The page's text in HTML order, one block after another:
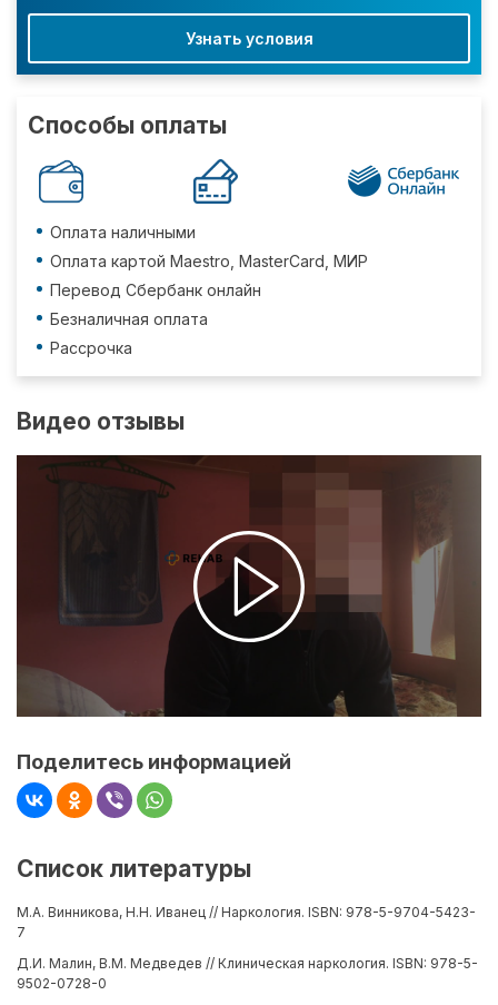
Узнать условия
Способы оплаты
Оплата наличными
Оплата картой Maestro, MasterCard, МИР
Перевод Сбербанк онлайн
Безналичная оплата
Рассрочка
Видео отзывы
Поделитесь информацией
Список литературы
М.А. Винникова, Н.Н. Иванец // Наркология. ISBN: 978-5-9704-5423-
7
Д.И. Малин, В.М. Медведев // Клиническая наркология. ISBN: 978-5-
9502-0728-0